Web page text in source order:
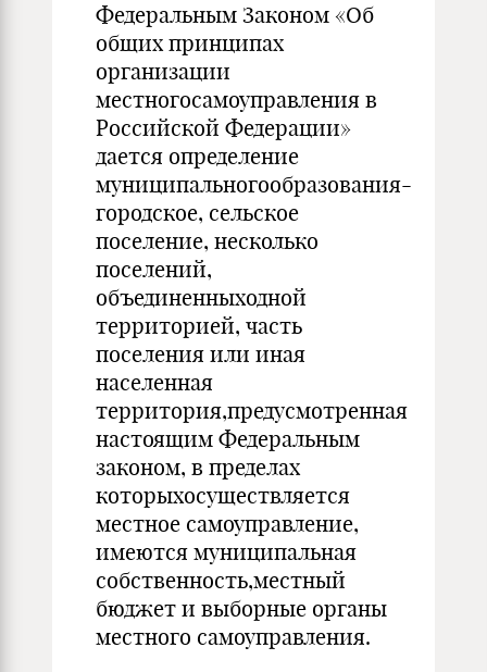
Федеральным Законом «Об
общих принципах
организации
местногосамоуправления в
Российской Федерации»
дается определение
муниципальногообразования-
городское, сельское
поселение, несколько
поселений,
объединенныходной
территорией, часть
поселения или иная
населенная
территория,предусмотренная
настоящим Федеральным
законом, в пределах
которыхосуществляется
местное самоуправление,
имеются муниципальная
собственность,местный
бюджет и выборные органы
местного самоуправления.